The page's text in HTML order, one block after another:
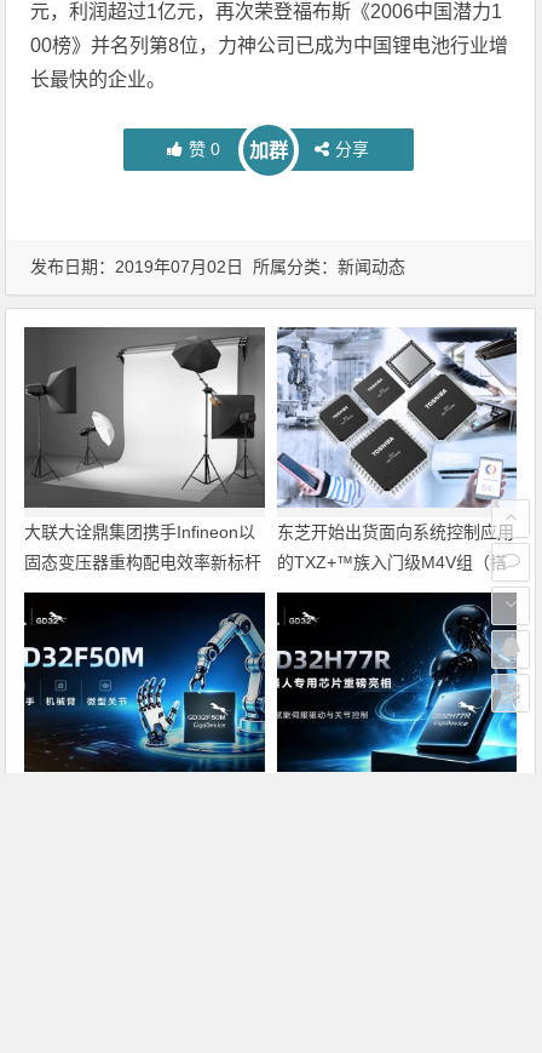
元，利润超过1亿元，再次荣登福布斯《2006中国潜力1
00榜》并名列第8位，力神公司已成为中国锂电池行业增
长最快的企业。
赞 0 加群 分享
发布日期：2019年07月02日 所属分类：新闻动态
大联大诠鼎集团携手Infineon以
固态变压器重构配电效率新标杆
东芝开始出货面向系统控制应用
的TXZ+™族入门级M4V组（搭
载Arm Cortex‑M4内核的标准微
控制器）工程样品